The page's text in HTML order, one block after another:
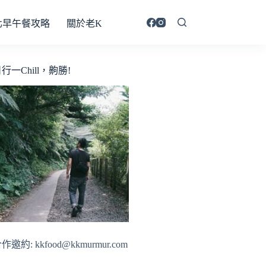
午餐攻略 關於老K
行一Chill，齁勝!
邀約: kkfood@kkmurmur.com